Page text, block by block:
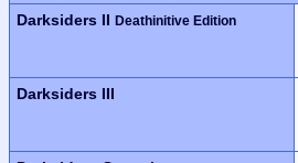
Darksiders II Deathinitive Edition
Darksiders III